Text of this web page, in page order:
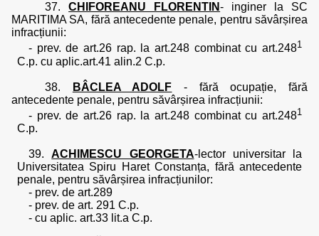
37.CHIFOREANU FLORENTIN- inginer la SC
MARITIMA SA, fără antecedente penale, pentru săvârșirea
infracțiunii:
- prev. de art.26 rap. la art.248 combinat cu art.2481
C.p. cu aplic.art.41 alin.2 C.p.
38. BÂCLEA ADOLF - fără ocupație, fără
antecedente penale, pentru săvârșirea infracțiunii:
- prev. de art.26 rap. la art.248 combinat cu art.2481
C.p.
39.ACHIMESCU GEORGETA-lector universitar la
Universitatea Spiru Haret Constanța, fără antecedente
penale, pentru săvârșirea infracțiunilor:
- prev. de art.289
- prev. de art. 291 C.p.
- cu aplic. art.33 lit.a C.p.